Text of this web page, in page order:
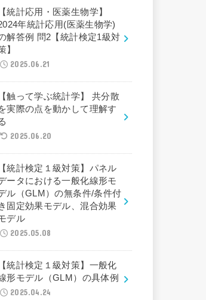
【統計応用・医薬生物学】
年統計応用(医薬生物学)
解答例 問2【統計検定1級対
】
2025.06.21
【触って学ぶ統計学】 共分散
実際の点を動かして理解す
2025.06.20
【統計検定１級対策】パネル
ータにおける一般化線形モ
ル（GLM）の無条件/条件付
固定効果モデル、混合効果
デル
2025.05.08
【統計検定１級対策】一般化
形モデル（GLM）の具体例
2025.04.24